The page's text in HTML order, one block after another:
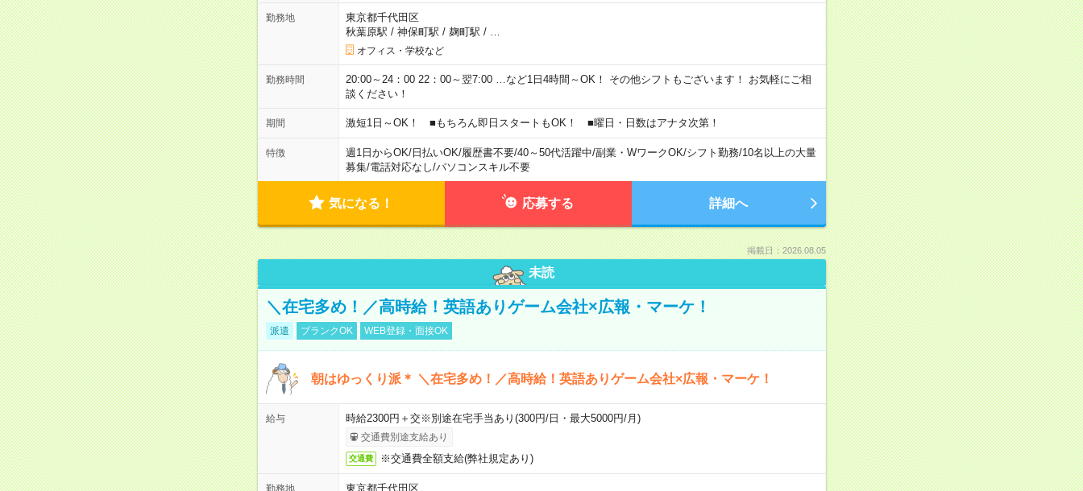
勤務地
東京都千代田区
秋葉原駅 / 神保町駅 / 麹町駅 /
オフィス・学校など
勤務時間
20:00～24：00 22：00～翌7:00 …など1日4時間～OK！ その他シフトもございます！ お気軽にご相
談ください！
期間 激短1日～OK！ ■もちろん即日スタートもOK！ ■曜日・日数はアナタ次第！
特徴 週1日からOK/日払いOK/履歴書不要/40～50代活躍中/副業・WワークOK/シフト勤務/10名以上の大量
募集/電話対応なし/パソコンスキル不要
気になる！ 応募する 詳細へ
掲載日：2026.08.05
未読
＼在宅多め！／高時給！英語ありゲーム会社×広報・マーケ！
派遣 ブランクOK WEB登録・面接OK
朝はゆっくり派＊ ＼在宅多め！／高時給！英語ありゲーム会社×広報・マーケ！
給与 時給2300円＋交※別途在宅手当あり(300円/日・最大5000円/月)
交通費別途支給あり
交通費 ※交通費全額支給(弊社規定あり)
勤務地 東京都千代田区